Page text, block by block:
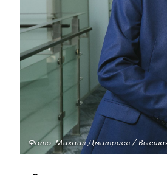
Фото: Михаил Дмитриев /